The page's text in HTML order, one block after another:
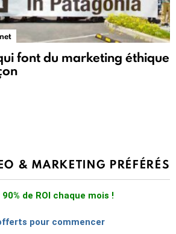
font du marketing éthique
& MARKETING PRÉFÉRÉS
de ROI chaque mois !
pour commencer